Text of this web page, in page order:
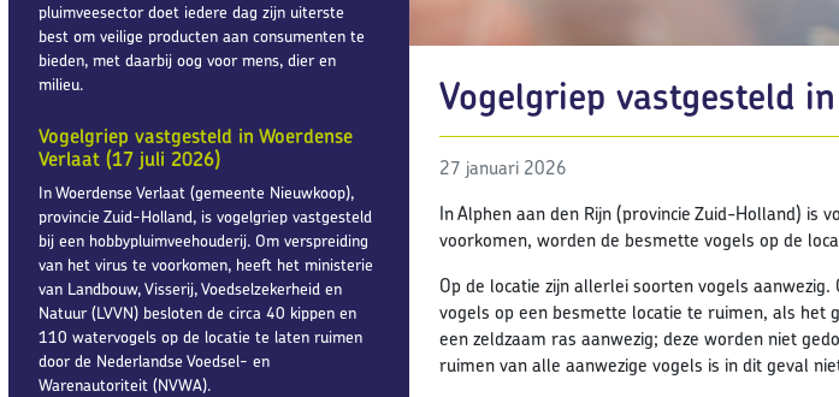
pluimveesector doet iedere dag zijn uiterste
best om veilige producten aan consumenten te
bieden, met daarbij oog voor mens, dier en
milieu.
Vogelgriep vastgesteld in Woerdense
Verlaat (17 juli 2026)
In Woerdense Verlaat (gemeente Nieuwkoop),
provincie Zuid-Holland, is vogelgriep vastgesteld
bij een hobbypluimveehouderij. Om verspreiding
van het virus te voorkomen, heeft het ministerie
van Landbouw, Visserij, Voedselzekerheid en
Natuur (LVVN) besloten de circa 40 kippen en
110 watervogels op de locatie te laten ruimen
door de Nederlandse Voedsel- en
Warenautoriteit (NVWA).
Vogelgriep vastgesteld
27 januari 2026
In Alphen aan den Rijn (provincie Zuid-Holland)
voorkomen, worden de besmette vogels op de
Op de locatie zijn allerlei soorten vogels
vogels op een besmette locatie te ruimen, als het
een zeldzaam ras aanwezig; deze worden niet
ruimen van alle aanwezige vogels is in dit geval